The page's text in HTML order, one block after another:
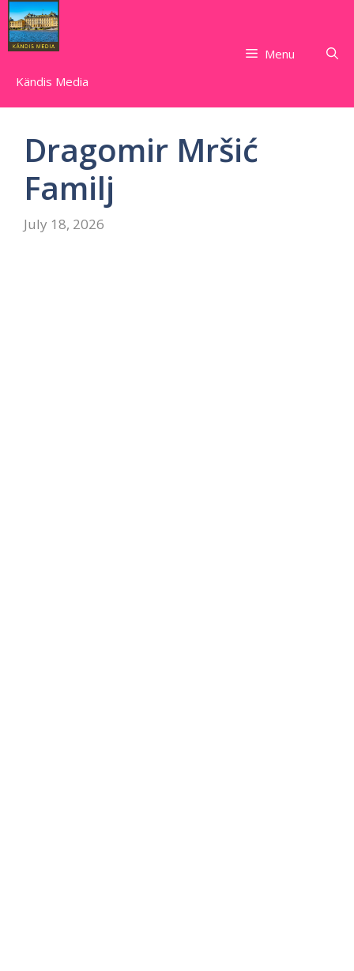
Skip
to
content
Kändis Media
Menu
Dragomir Mršić
Familj
July 18, 2026